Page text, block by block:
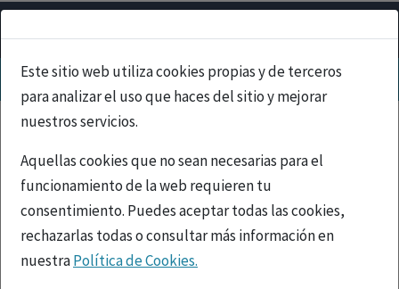
Este sitio web utiliza cookies propias y de terceros
para analizar el uso que haces del sitio y mejorar
nuestros servicios.
Aquellas cookies que no sean necesarias para el
funcionamiento de la web requieren tu
consentimiento. Puedes aceptar todas las cookies,
rechazarlas todas o consultar más información en
nuestraPolítica de Cookies.